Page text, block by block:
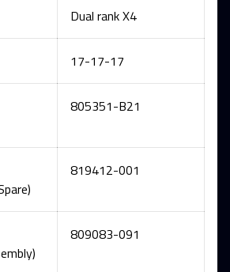
Dual rank X4
17-17-17
805351-B21
819412-001
809083-091